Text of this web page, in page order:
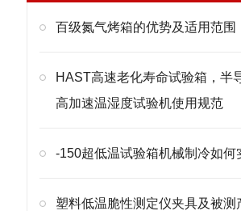
百级氮气烤箱的优势及适用范围
HAST高速老化寿命试验箱，半
高加速温湿度试验机使用规范
-150超低温试验箱机械制冷如何
塑料低温脆性测定仪夹具及被测